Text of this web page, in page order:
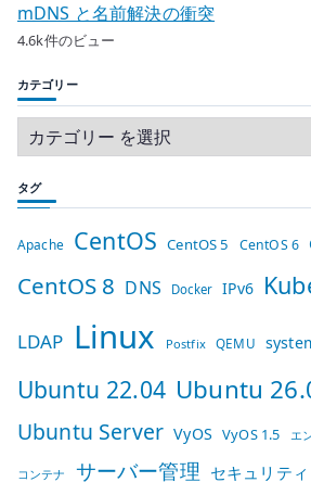
mDNS と名前解決の衝突
4.6k件のビュー
カテゴリー
タグ
Apache CentOS CentOS 5 CentOS 6
CentOS 8 DNS Docker IPv6
LDAP Linux Postfix QEMU
Ubuntu 22.04 Ubuntu
Ubuntu Server VyOS VyOS 1.5 エ
コンテナ サーバー管理 セキュリティ